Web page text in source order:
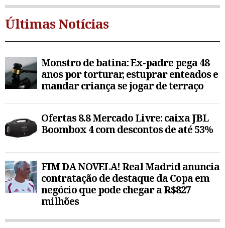
Últimas Notícias
Monstro de batina: Ex-padre pega 48
anos por torturar, estuprar enteados e
mandar criança se jogar de terraço
Ofertas 8.8 Mercado Livre: caixa JBL
Boombox 4 com descontos de até 53%
FIM DA NOVELA! Real Madrid anuncia
contratação de destaque da Copa em
negócio que pode chegar a R$827
milhões